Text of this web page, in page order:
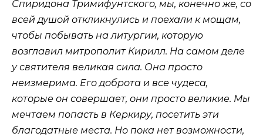
Спиридона Тримифунтского, мы, конечно же, со
всей душой откликнулись и поехали к мощам,
чтобы побывать на литургии, которую
возглавил митрополит Кирилл. На самом деле
у святителя великая сила. Она просто
неизмерима. Его доброта и все чудеса,
которые он совершает, они просто великие. Мы
мечтаем попасть в Керкиру, посетить эти
благодатные места. Но пока нет возможности,